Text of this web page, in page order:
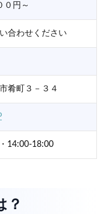
０円～
合わせください
肴町３－３４
14:00-18:00
？